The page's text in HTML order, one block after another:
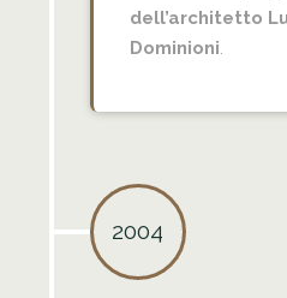
dell’architetto
Dominioni.
2004